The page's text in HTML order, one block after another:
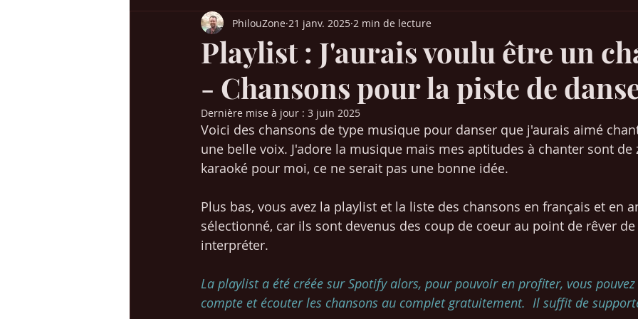
Billboard USA Charts UK Hit Parade France Palmarès Québec
Chansons années 60-70 Chansons années 80-90 Chansons années 2000-2010 Musique (articles)
Succès / genres Mes voyages en Europe Films & Cinéma Mangas / animés japonais SEO
Playlist : J'aurais voulu être un
- Chansons pour la piste de
PhilouZone 21 janv. 2025 2 min de lecture
Dernière mise à jour : 3 juin 2025
Voici des chansons de type musique pour danser que j'aurais aimé
une belle voix. J'adore la musique mais mes aptitudes à chanter sont
karaoké pour moi, ce ne serait pas une bonne idée.
Plus bas, vous avez la playlist et la liste des chansons en français et en
sélectionné, car ils sont devenus des coup de coeur au point de rêver
interpréter.
La playlist a été créée sur Spotify alors, pour pouvoir en profiter, vous
compte et écouter les chansons au complet gratuitement.  Il suffit de